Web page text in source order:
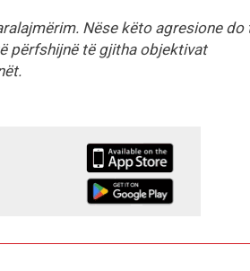
Nëse këto agresione do
përfshijnë të gjitha objektivat